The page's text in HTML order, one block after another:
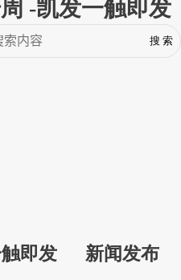
-凯发一触即发
即发 新闻发布